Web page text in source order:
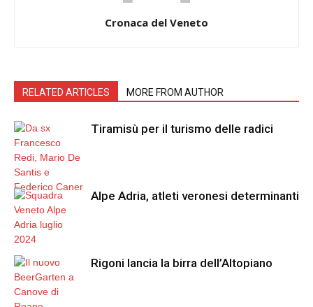
Cronaca del Veneto
RELATED ARTICLES MORE FROM AUTHOR
Tiramisù per il turismo delle radici
Alpe Adria, atleti veronesi determinanti
Rigoni lancia la birra dell’Altopiano